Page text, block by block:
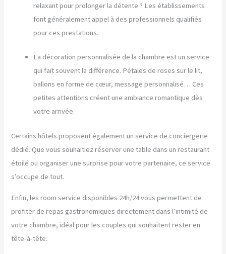
relaxant pour prolonger la détente ? Les établissements
font généralement appel à des professionnels qualifiés
pour ces prestations.
La décoration personnalisée de la chambre est un service
qui fait souvent la différence. Pétales de roses sur le lit,
ballons en forme de cœur, message personnalisé… Ces
petites attentions créent une ambiance romantique dès
votre arrivée.
Certains hôtels proposent également un service de conciergerie
dédié. Que vous souhaitiez réserver une table dans un restaurant
étoilé ou organiser une surprise pour votre partenaire, ce service
s’occupe de tout.
Enfin, les room service disponibles 24h/24 vous permettent de
profiter de repas gastronomiques directement dans l’intimité de
votre chambre, idéal pour les couples qui souhaitent rester en
tête-à-tête.